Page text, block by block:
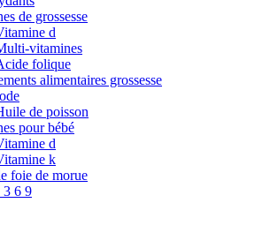
de grossesse
d
vitamines
folique
alimentaires grossesse
de poisson
pour bébé
d
k
foie de morue
3 6 9